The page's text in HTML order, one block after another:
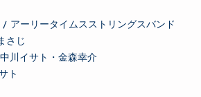
/ アーリータイムスストリングスバンド
さじ
川イサト・金森幸介
ト